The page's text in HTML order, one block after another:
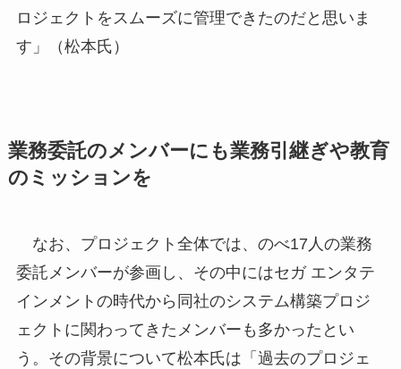
ロジェクトをスムーズに管理できたのだと思いま
す」（松本氏）
業務委託のメンバーにも業務引継ぎや教育
のミッションを
なお、プロジェクト全体では、のべ17人の業務
委託メンバーが参画し、その中にはセガ エンタテ
インメントの時代から同社のシステム構築プロジ
ェクトに関わってきたメンバーも多かったとい
う。その背景について松本氏は「過去のプロジェ